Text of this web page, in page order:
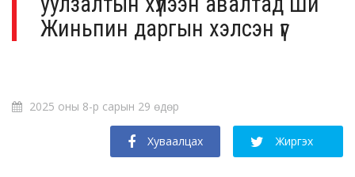
Жиньпин даргын хэлсэн үг
2025 оны 8-р сарын 29 өдөр
Хуваалцах Жиргэх